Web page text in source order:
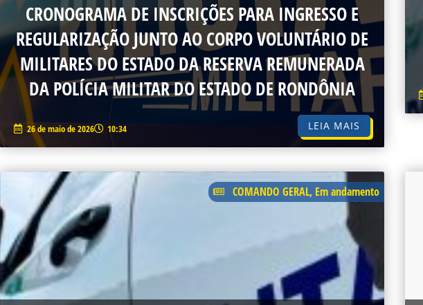
CRONOGRAMA DE INSCRIÇÕES PARA INGRESSO E
REGULARIZAÇÃO JUNTO AO CORPO VOLUNTÁRIO DE
MILITARES DO ESTADO DA RESERVA REMUNERADA
DA POLÍCIA MILITAR DO ESTADO DE RONDÔNIA
26 de maio de 2026 10:34 LEIA MAIS
COMANDO GERAL, Em andamento